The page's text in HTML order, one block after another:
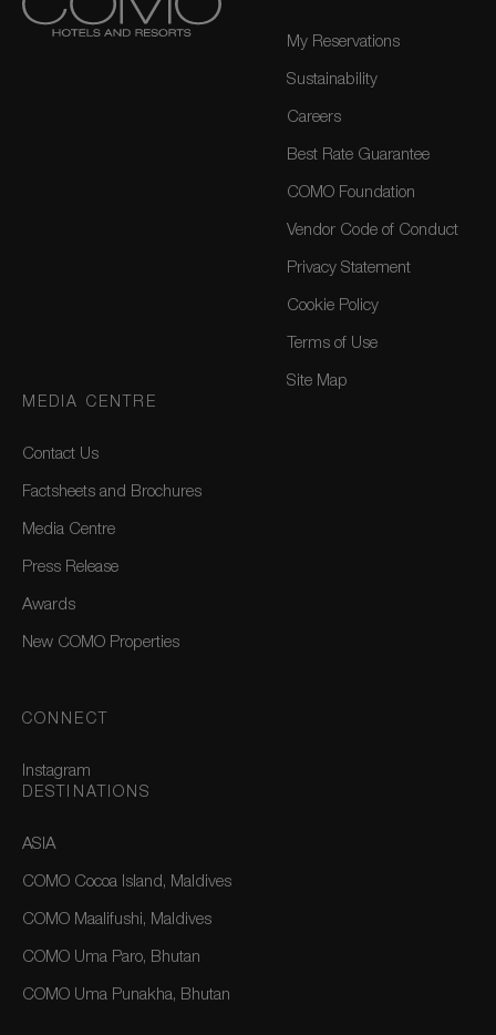
My Reservations
Sustainability
Careers
Best Rate Guarantee
COMO Foundation
Vendor Code of Conduct
Privacy Statement
Cookie Policy
Terms of Use
Site Map
MEDIA CENTRE
Contact Us
Factsheets and Brochures
Media Centre
Press Release
Awards
New COMO Properties
CONNECT
Instagram
DESTINATIONS
ASIA
COMO Cocoa Island, Maldives
COMO Maalifushi, Maldives
COMO Uma Paro, Bhutan
COMO Uma Punakha, Bhutan